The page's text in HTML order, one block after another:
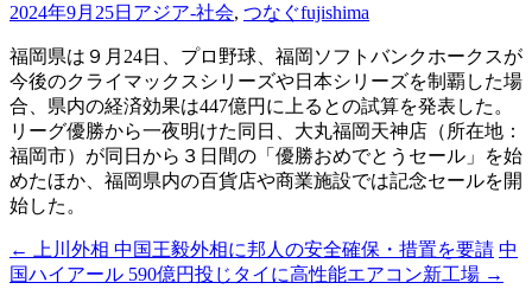
2024年9月25日 アジア-社会, つなぐfujishima
福岡県は９月24日、プロ野球、福岡ソフトバンクホークスが
今後のクライマックスシリーズや日本シリーズを制覇した場
合、県内の経済効果は447億円に上るとの試算を発表した。
リーグ優勝から一夜明けた同日、大丸福岡天神店（所在地：
福岡市）が同日から３日間の「優勝おめでとうセール」を始
めたほか、福岡県内の百貨店や商業施設では記念セールを開
始した。
投
稿
← 上川外相 中国王毅外相に邦人の安全確保・措置を要請 中
国ハイアール 590億円投じタイに高性能エアコン新工場 →